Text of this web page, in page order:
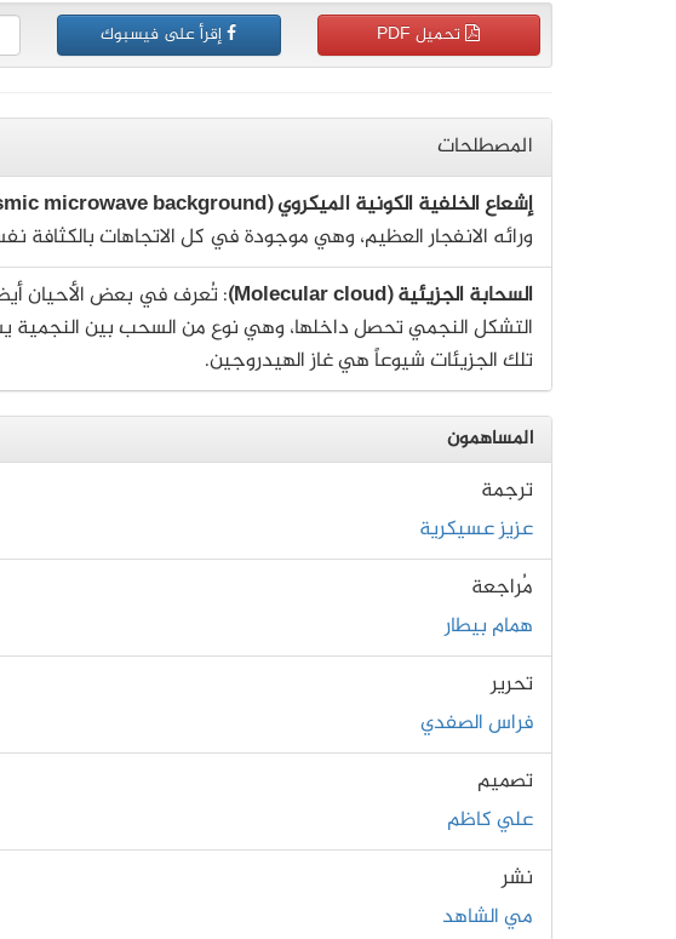
تحميل PDF إقرأ على فيسبوك
المصطلحات
إشعاع الخلفية الكونية الميكروي (cosmic microwave background)
ورائه الانفجار العظيم، وهي موجودة في كل الاتجاهات بالكثافة نفسها،
السحابة الجزيئية (Molecular cloud)
التشكل النجمي تحصل داخلها، وهي نوع من السحب بين النجمية
تلك الجزيئات شيوعاً هي غاز الهيدروجين.
المساهمون
ترجمة
عزيز عسيكرية
مُراجعة
همام بيطار
تحرير
فراس الصفدي
تصميم
علي كاظم
نشر
مي الشاهد